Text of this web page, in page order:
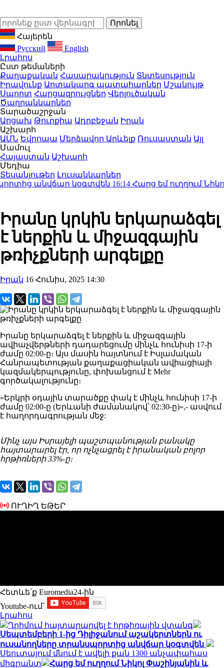
Հայերեն
Русский
English
Լրահոս
Ըստ թեմաների
Քաղաքական Հասարակություն Տնտեսություն
Իրավունք Արտակարգ պատահարներ Մշակույթ
Սպորտ Հարցազրույցներ Վերլուծական
Ծաղրանկարներ
Տարածաշրջան
Արցախ Թուրքիա Ադրբեջան Իրան
Աշխարհ
ԱՄՆ Եվրոպա Մերձավոր Արևելք Ռուսաստան Այլ
Մամուլ
Հայաստան Աշխարհ
Մեդիա
Տեսանյութեր Լուսանկարներ
անվճար կօգտվեն16:14Հարց եմ ուղղում
Իրանը կրկին երկարաձգել
է ներքին և միջազգային
թռիչքների արգելքը
Իրան 16 Հունիս, 2025 14:30
Իրանը երկարաձգել է ներքին և միջազգային
ավիաչվերթների դադարեցումը մինչև հունիսի 17-ի
ժամը 02:00-ը։ Այս մասին հայտնում է Իսլամական
Հանրապետության քաղաքացիական ավիացիայի
կազմակերպությունը, փոխանցում է Mehr
գործակալությունը։
«Երկրի օդային տարածքը փակ է մինչև հունիսի 17-ի
ժամը 02:00-ը (Երևանի ժամանակով՝ 02:30-ը)»,- ասվում
է հաղորդագրության մեջ:
Մինչ այս Իսրայելի պաշտպանության բանակը
հայտարարել էր, որ ոչնչացրել է իրանական բոլոր
հրթիռների 33%-ը։
ՈՒՂԻՂ ԵԹԵՐ
Հետևե՛ք Euromedia24-ին
Youtube-ում`
Լրահոս
Ղրիմում հայտարարվել է հրթիռային վտանգ
Սեպտեմբերի 1-ից Դիլիջանում աշակերտներն ու
ուսանողները տրանսպորտից անվճար կօգտվեն
Սեուտայում մնում է ավելի քան 1300 անչափահաս
միգրանտ
Հարց եմ ուղղում Նիկոլ Փաշինյանին և